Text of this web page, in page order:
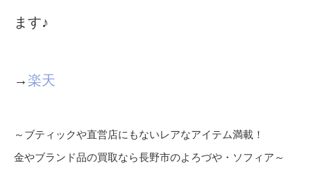
ます♪
→ 楽天
～ブティックや直営店にもないレアなアイテム満載！
金やブランド品の買取なら長野市のよろづや・ソフィア～